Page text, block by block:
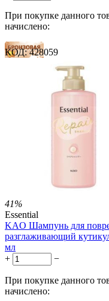
При покупке данного
начислено:
21 балл
35 баллов
1 578.00 Р
за 1.00 мл
КОД: 428059
41%
Essential
KAO Шампунь для
разглаживающий
мл
+
−
При покупке данного
начислено: